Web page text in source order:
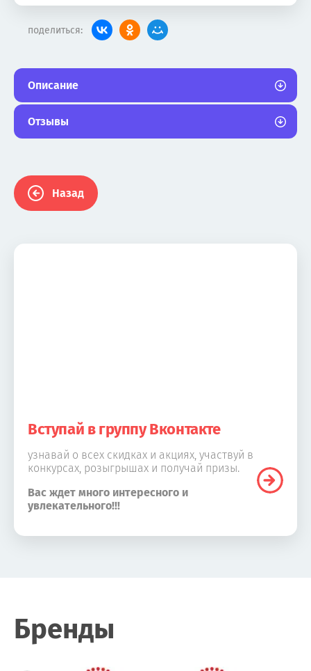
поделиться:
Описание
Отзывы
Назад
Вступай в группу Вконтакте
узнавай о всех скидках и акциях, участвуй в
конкурсах, розыгрышах и получай призы.
Вас ждет много интересного и
увлекательного!!!
Бренды